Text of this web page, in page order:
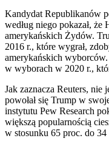
Kandydat Republikanów
według niego pokazał,
amerykańskich Żydów.
2016 r., które wygrał,
amerykańskich wyborców.
w wyborach w 2020 r.,
Jak zaznacza Reuters, nie
powołał się Trump w
instytutu Pew Research
większą popularnością
w stosunku 65 proc. do 34